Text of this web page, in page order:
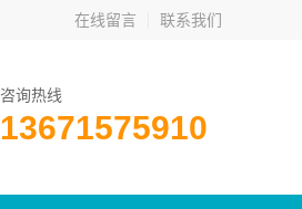
在线留言 联系我们
咨询热线
13671575910